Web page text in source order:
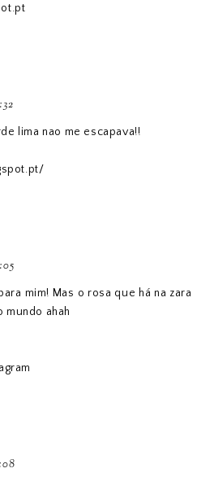
lima nao me escapava!!
mim! Mas o rosa que há na zara
ahah